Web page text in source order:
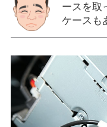
ースを取
ケースも